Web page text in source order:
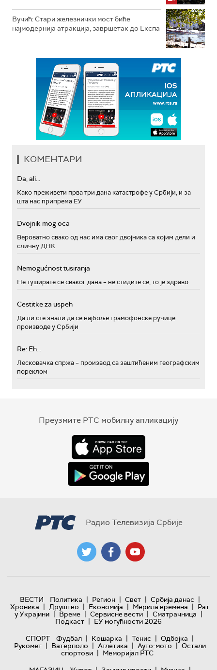
Вучић: Стари железнички мост биће
најмодернија атракција, завршетак до Експа
КОМЕНТАРИ
Da, ali...
Како преживети прва три дана катастрофе у Србији, и за
шта нас припрема ЕУ
Dvojnik mog oca
Вероватно свако од нас има свог двојника са којим дели и
сличну ДНК
Nemogućnost tusiranja
Не туширате се сваког дана – не стидите се, то је здраво
Cestitke za uspeh
Да ли сте знали да се најбоље грамофонске ручице
производе у Србији
Re: Eh...
Лесковачка спржа – производ са заштићеним географским
пореклом
Преузмите РТС мобилну апликацију
Радио Телевизија Србије
ВЕСТИ Политика | Регион | Свет | Србија данас |
Хроника | Друштво | Економија | Мерила времена | Рат
у Украјини | Време | Сервисне вести | Сматрачница |
Подкаст | ЕУ могућности 2026
СПОРТ
Фудбал | Кошарка | Тенис | Одбојка |
Рукомет | Ватерполо | Атлетика | Ауто-мото | Остали
спортови | Меморијал РТС